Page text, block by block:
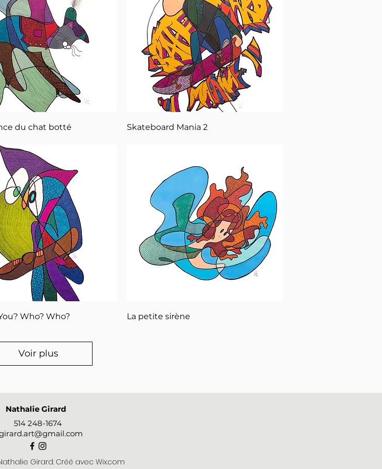
Aperçu rapide
du chat botté Aperçu rapide
Skateboard Mania 2
Aperçu rapide
Who? Who? Aperçu rapide
La petite sirène
Voir plus
Nathalie Girard
514 248-1674
Girard. Créé avec Wix.com